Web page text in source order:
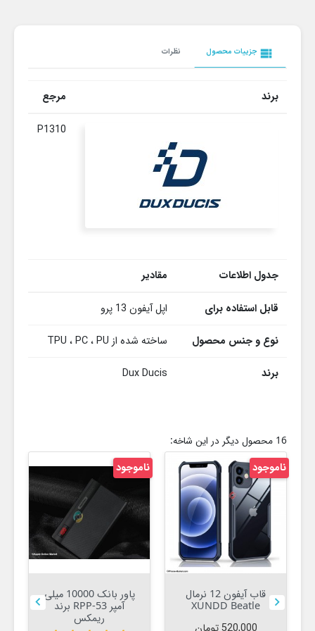
view_list جزییات محصول نظرات
برند مرجع
P1310
جدول اطلاعات مقادیر
قابل استفاده برای
اپل آیفون 13 پرو
نوع و جنس محصول
ساخته شده از TPU ، PC ، PU
برند
Dux Ducis
16 محصول دیگر در این شاخه:

قاب آیفون 12 نرمال
XUNDD Beatle
ناموجود
پاور بانک 10000 میلی
آمپر RPP-53 برند
ریمکس
ناموجود
